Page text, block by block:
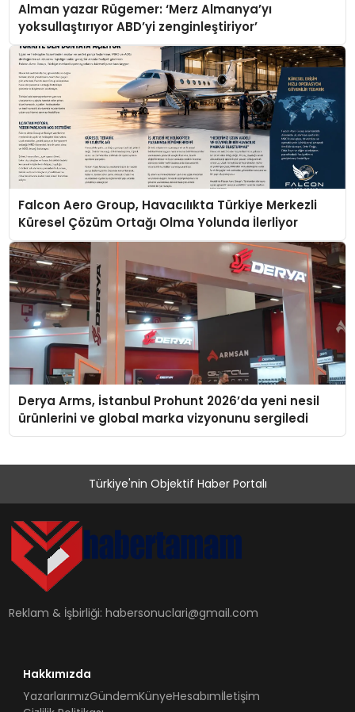
Alman yazar Rügemer: ‘Merz Almanya’yı
yoksullaştırıyor ABD’yi zenginleştiriyor’
Falcon Aero Group, Havacılıkta Türkiye Merkezli
Küresel Çözüm Ortağı Olma Yolunda İlerliyor
Derya Arms, İstanbul Prohunt 2026’da yeni nesil
ürünlerini ve global marka vizyonunu sergiledi
Türkiye'nin Objektif Haber Portalı
Reklam & İşbirliği:habersonuclari@gmail.com
Hakkımızda
YazarlarımızGündemKünyeHesabımİletişim